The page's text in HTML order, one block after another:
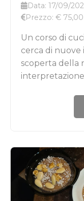
Data: 17/09/
Prezzo: € 75,00
Un corso di
cerca di nuove
scoperta della
interpretazione